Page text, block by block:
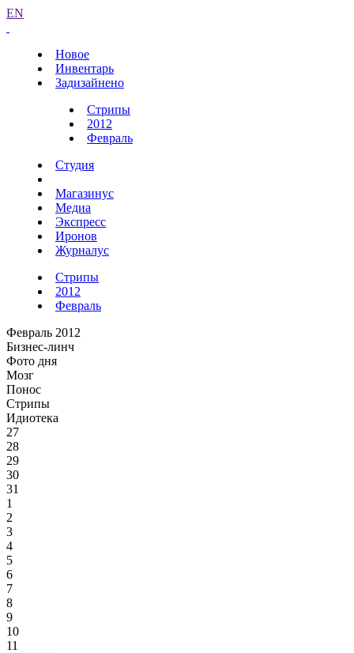
EN
Новое
Инвентарь
Задизайнено
Стрипы
2012
Февраль
Студия
Магазинус
Медиа
Экспресс
Иронов
Журналус
Стрипы
2012
Февраль
Февраль 2012
Бизнес-линч
Фото дня
Мозг
Понос
Стрипы
Идиотека
27
28
29
30
31
1
2
3
4
5
6
7
8
9
10
11